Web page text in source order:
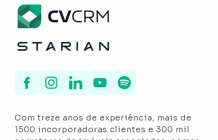
Com treze anos de experiência, mais de
1500 incorporadoras clientes e 300 mil